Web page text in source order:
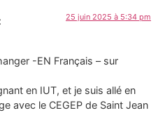
25 juin 2025 à 5:34 pm
-EN Français – sur
en IUT, et je suis allé en
avec le CEGEP de Saint Jean